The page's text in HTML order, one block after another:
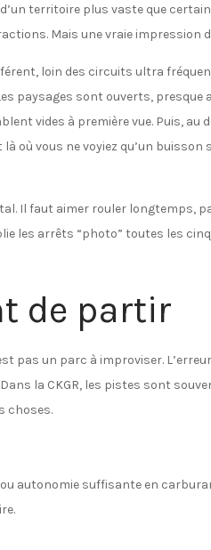
territoire plus vaste que
Mais une vraie impression
loin des circuits ultra
paysages sont ouverts, presque
vides à première vue. Puis, au
où vous ne voyiez qu’un buisson
Il faut aimer rouler longtemps,
les arrêts “photo” toutes les
de partir
pas un parc à improviser.
la CKGR, les pistes sont
choses.
autonomie suffisante en